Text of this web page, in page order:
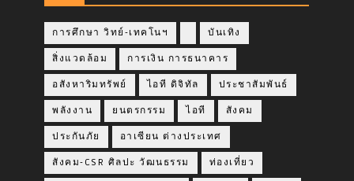
การศึกษา วิทย์-เทคโนฯ บันเทิง
สิ่งแวดล้อม การเงิน การธนาคาร
อสังหาริมทรัพย์ ไอที ดิจิทัล ประชาสัมพันธ์
พลังงาน ยนตรกรรม ไอที สังคม
ประกันภัย อาเซียน ต่างประเทศ
สังคม-CSR ศิลปะ วัฒนธรรม ท่องเที่ยว